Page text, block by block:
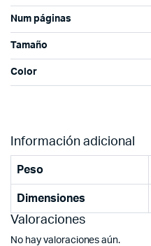
Num páginas
Tamaño
Color
Información adicional
Peso
Dimensiones
Valoraciones
No hay valoraciones aún.